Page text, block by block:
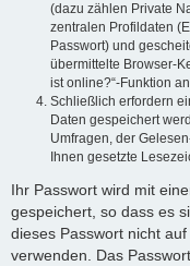
(dazu zählen Private
zentralen Profildaten
Passwort) und
übermittelte Browser-
ist online?“-Funktion
Schließlich erfordern
Daten gespeichert
Umfragen, der
Ihnen gesetzte
Ihr Passwort wird mit
gespeichert, so dass es
dieses Passwort nicht
verwenden. Das